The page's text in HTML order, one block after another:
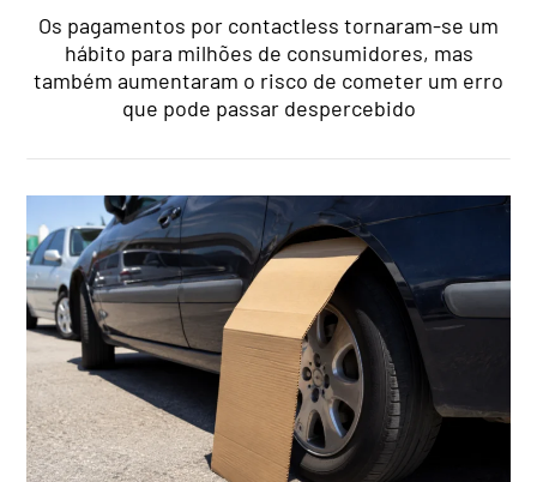
Os pagamentos por contactless tornaram-se um
hábito para milhões de consumidores, mas
também aumentaram o risco de cometer um erro
que pode passar despercebido